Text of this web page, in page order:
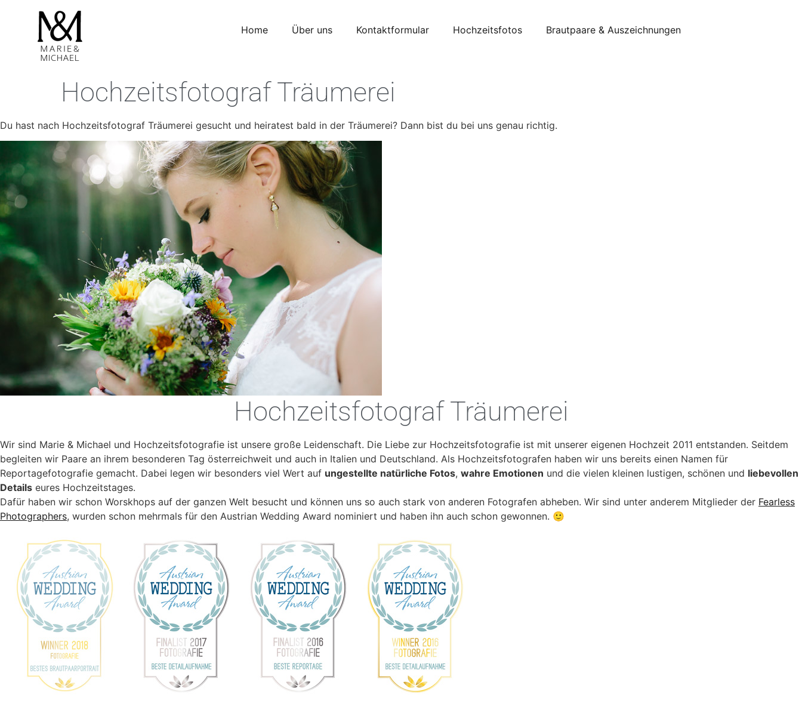
Home Über uns Kontaktformular Hochzeitsfotos Brautpaare & Auszeichnungen
Hochzeitsfotograf Träumerei
Du hast nach Hochzeitsfotograf Träumerei gesucht und heiratest bald in der Träumerei? Dann bist du bei uns genau richtig.
Hochzeitsfotograf Träumerei
Wir sind Marie & Michael und Hochzeitsfotografie ist unsere große Leidenschaft. Die Liebe zur Hochzeitsfotografie ist mit unserer eigenen Hochzeit 2011 entstanden. Seitdem
begleiten wir Paare an ihrem besonderen Tag österreichweit und auch in Italien und Deutschland. Als Hochzeitsfotografen haben wir uns bereits einen Namen für
Reportagefotografie gemacht. Dabei legen wir besonders viel Wert auf ungestellte natürliche Fotos, wahre Emotionen und die vielen kleinen lustigen, schönen und liebevollen
Details eures Hochzeitstages.
Dafür haben wir schon Worskhops auf der ganzen Welt besucht und können uns so auch stark von anderen Fotografen abheben. Wir sind unter anderem Mitglieder der Fearless
Photographers, wurden schon mehrmals für den Austrian Wedding Award nominiert und haben ihn auch schon gewonnen. 🙂